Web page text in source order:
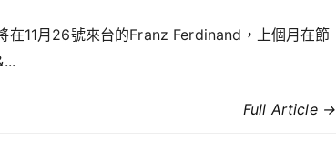
在11月26號來台的Franz Ferdinand，上個月在節
Full Article →